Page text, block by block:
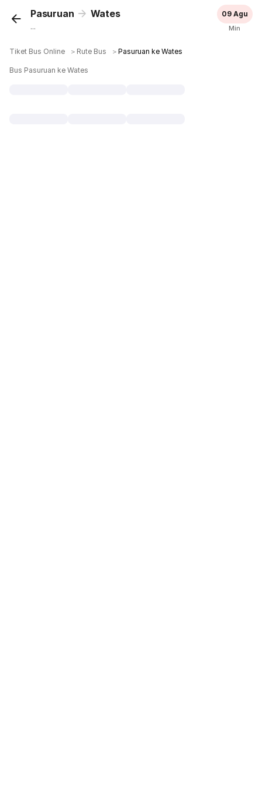
Pasuruan Wates
...
09 Agu
Min
Tiket Bus Online ＞ Rute Bus ＞Pasuruan ke Wates
Bus Pasuruan ke Wates